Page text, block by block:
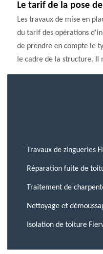
Le tarif de la pose
Les travaux de mise en
du tarif des opérations
de prendre en compte le
le cadre de la structure. Il
Travaux de zingueries
Réparation fuite de
Traitement de
Nettoyage et
Isolation de toiture